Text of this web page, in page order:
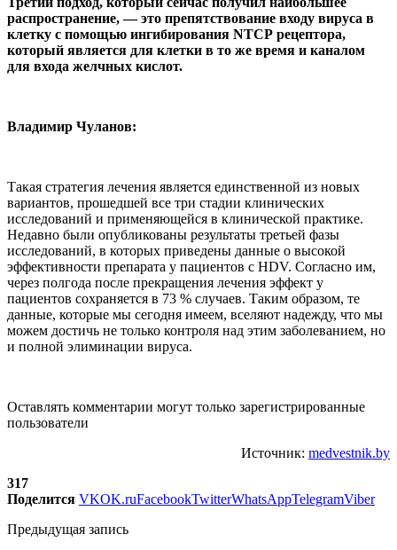
распространение, — это препятствование входу вируса в
клетку с помощью ингибирования NTCР рецептора,
который является для клетки в то же время и каналом
для входа желчных кислот.
Владимир Чуланов:
Такая стратегия лечения является единственной из новых
вариантов, прошедшей все три стадии клинических
исследований и применяющейся в клинической практике.
Недавно были опубликованы результаты третьей фазы
исследований, в которых приведены данные о высокой
эффективности препарата у пациентов с HDV. Согласно им,
через полгода после прекращения лечения эффект у
пациентов сохраняется в 73 % случаев. Таким образом, те
данные, которые мы сегодня имеем, вселяют надежду, что мы
можем достичь не только контроля над этим заболеванием, но
и полной элиминации вируса.
Оставлять комментарии могут только зарегистрированные
пользователи
Источник: medvestnik.by
317
Поделится VKOK.ruFacebookTwitterWhatsAppTelegramViber
Предыдущая запись